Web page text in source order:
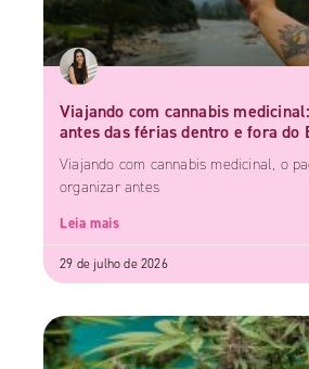
Viajando com cannabis
antes das férias dentro e fora do
Viajando com cannabis medicinal, o
organizar antes
Leia mais
29 de julho de 2026